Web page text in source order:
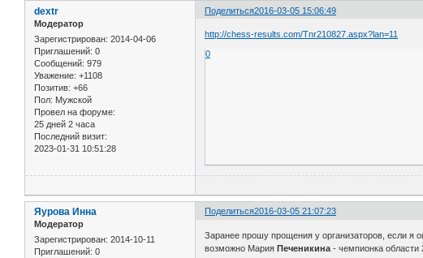
Поделиться2016-03-05 15:06:49
dextr
Модератор
Зарегистрирован: 2014-04-06
Приглашений: 0
Сообщений: 979
Уважение: +1108
Позитив: +66
Пол: Мужской
Провел на форуме:
25 дней 2 часа
Последний визит:
2023-01-31 10:51:28
http://chess-results.com/Tnr210827.aspx?lan=11
0
Поделиться2016-03-05 21:07:23
Яурова Инна
Модератор
Зарегистрирован: 2014-10-11
Приглашений: 0
Заранее прошу прощения у организаторов, если я
возможно МарияПеченикина - чемпионка области